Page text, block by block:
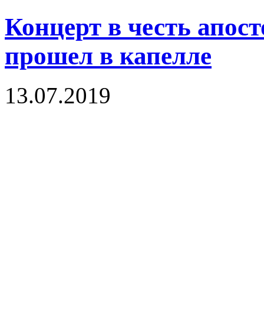
Концерт в честь
прошел в капелле
13.07.2019